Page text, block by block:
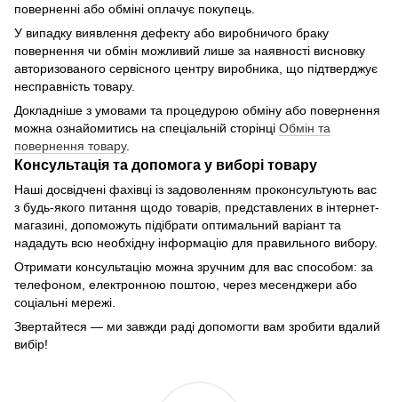
поверненні або обміні оплачує покупець.
У випадку виявлення дефекту або виробничого браку
повернення чи обмін можливий лише за наявності висновку
авторизованого сервісного центру виробника, що підтверджує
несправність товару.
Докладніше з умовами та процедурою обміну або повернення
можна ознайомитись на спеціальній сторінці Обмін та
повернення товару.
Консультація та допомога у виборі товару
Наші досвідчені фахівці із задоволенням проконсультують вас
з будь-якого питання щодо товарів, представлених в інтернет-
магазині, допоможуть підібрати оптимальний варіант та
нададуть всю необхідну інформацію для правильного вибору.
Отримати консультацію можна зручним для вас способом: за
телефоном, електронною поштою, через месенджери або
соціальні мережі.
Звертайтеся — ми завжди раді допомогти вам зробити вдалий
вибір!